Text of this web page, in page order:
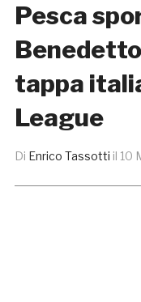
Pesca
tappa
League
Di Enrico Tassotti il 10